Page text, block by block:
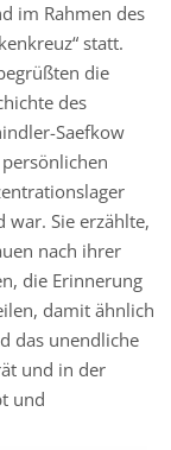
im Rahmen des
statt.
die
des
Saefkow
war. Sie erzählte,
nach ihrer
die Erinnerung
damit ähnlich
das unendliche
und in der
und